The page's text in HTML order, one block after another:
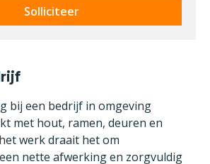
Solliciteer
bij een bedrijf in omgeving
met hout, ramen, deuren en
werk draait het om
nette afwerking en zorgvuldig